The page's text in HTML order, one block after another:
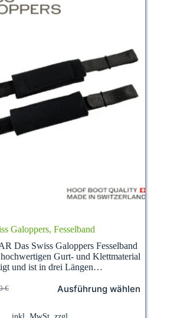
Galoppers, Fesselband
Das Swiss Galoppers Fesselband
Gurt- und Klettmaterial
und ist in drei Längen…
€ Ausführung wählen
inkl. MwSt. zzgl.